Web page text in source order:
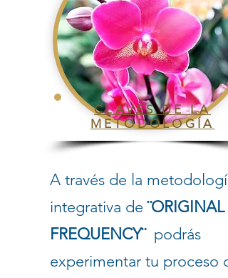
CLAVES DE LA
METODOLOGÍA
A través de la metodología
integrativa de¨ORIGINAL
FREQUENCY¨podrás
experimentar tu proceso